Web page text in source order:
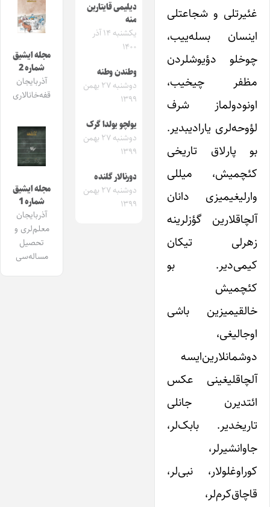
غئیرتلی و شجاعتلی
اینسان بسله‌ییب،
چوخلو دؤیوشلردن
مظفر چیخیب،
اونودولماز شرف
لؤوحه‌لری یارادیبدیر.
بو پارلاق تاریخی
کئچمیش، میللی
وارلیغیمیزی دانان
آلچاقلارین گؤزلرینه
زهرلی تیکان
کیمی‌دیر. بو
کئچمیش
خالقیمیزین باشی
اوجالیغی،
دوشمانلارین‌ایسه
آلچاقلیغینی عکس
ائتدیرن جانلی
تاریخدیر. بابک‌لر،
جاوانشیرلر،
کوراوغلولار، نبی‌لر،
قاچاق‌کرم‌لر،
دیلیمی قایتارین
منه
یکشنبه ۱۴ آذر
۱۴۰۰
وطندن وطنه
دوشنبه ۲۷ بهمن
۱۳۹۹
یولچو یولدا گرک
دوشنبه ۲۷ بهمن
۱۳۹۹
دورنالار گلنده
دوشنبه ۲۷ بهمن
۱۳۹۹
مجله ایشیق
شماره 2
آذربایجان
قفه‌خانالاری
مجله ایشیق
شماره 1
آذربایجان
معلم‌لری و
تحصیل
مساله‌سی